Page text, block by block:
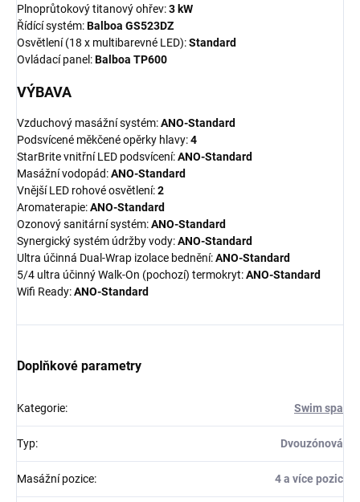
Plnoprůtokový titanový ohřev:3 kW
Řídící systém:Balboa GS523DZ
Osvětlení (18 x multibarevné LED):Standard
Ovládací panel:Balboa TP600
VÝBAVA
Vzduchový masážní systém:ANO-Standard
Podsvícené měkčené opěrky hlavy:4
StarBrite vnitřní LED podsvícení:ANO-Standard
Masážní vodopád:ANO-Standard
Vnější LED rohové osvětlení:2
Aromaterapie:ANO-Standard
Ozonový sanitární systém:ANO-Standard
Synergický systém údržby vody:ANO-Standard
Ultra účinná Dual-Wrap izolace bednění:ANO-Standard
5/4 ultra účinný Walk-On (pochozí) termokryt:ANO-Standard
Wifi Ready:ANO-Standard
Doplňkové parametry
Kategorie: Swim spa
Typ: Dvouzónová
Masážní pozice: 4 a více pozic